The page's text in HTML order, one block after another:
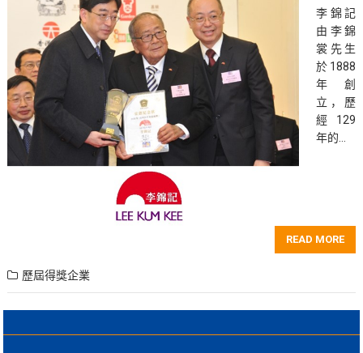
李錦記
由李錦
裳先生
於1888
年創
立，歷
經129
年的…
READ MORE
歷屆得獎企業